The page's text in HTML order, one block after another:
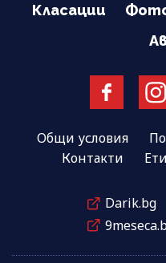
Класации
Общи условия
Контакти
Darik.bg